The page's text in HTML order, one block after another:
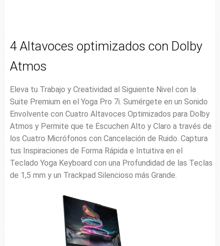
4 Altavoces optimizados con Dolby
Atmos
Eleva tu Trabajo y Creatividad al Siguiente Nivel con la
Suite Premium en el Yoga Pro 7i. Sumérgete en un Sonido
Envolvente con Cuatro Altavoces Optimizados para Dolby
Atmos y Permite que te Escuchen Alto y Claro a través de
los Cuatro Micrófonos con Cancelación de Ruido. Captura
tus Inspiraciones de Forma Rápida e Intuitiva en el
Teclado Yoga Keyboard con una Profundidad de las Teclas
de 1,5 mm y un Trackpad Silencioso más Grande.